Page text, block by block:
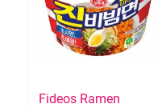
Fideos Ramen